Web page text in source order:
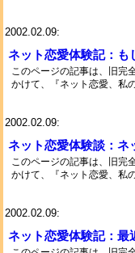
2002.02.09:
ネット恋愛体験記：も
このページの記事は、旧完
かけて、『ネット恋愛、私
2002.02.09:
ネット恋愛体験談：ネ
このページの記事は、旧完
かけて、『ネット恋愛、私
2002.02.09:
ネット恋愛体験記：最